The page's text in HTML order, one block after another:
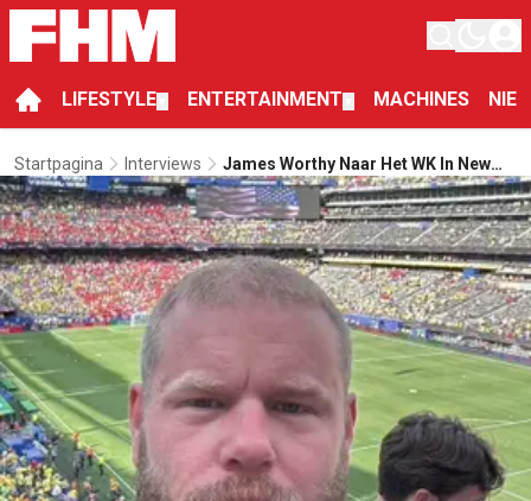
LIFESTYLE ENTERTAINMENT MACHINES
Startpagina Interviews
James Worthy Naar Het WK In New
York: "De Laatste Dagen Voelden Als
Een Droom"